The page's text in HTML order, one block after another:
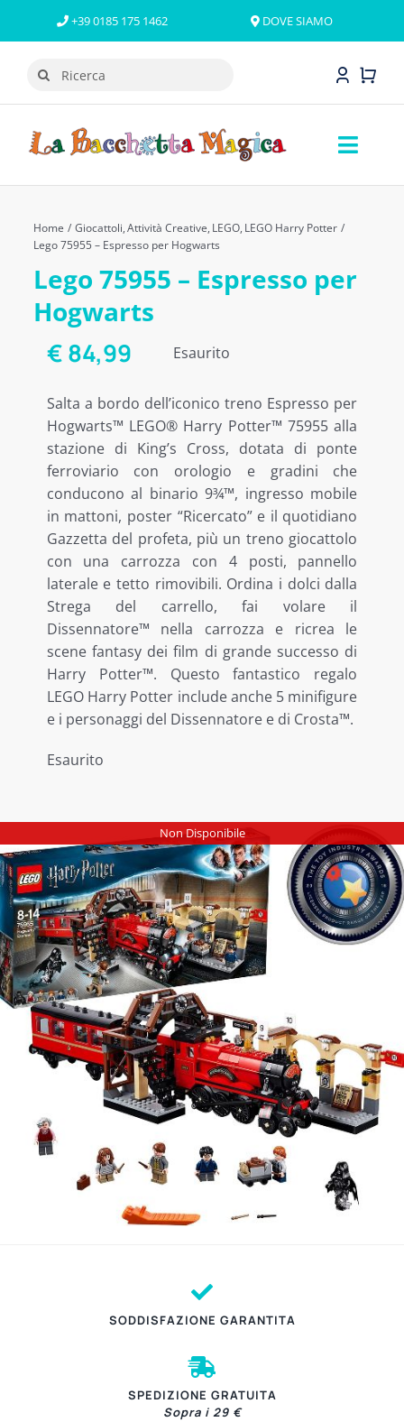
+39 0185 175 1462 DOVE SIAMO
Cerca
Toggle
GIOCATTOLI
LINEE E PERSONAGGI
LEGO
OFFERTE
NOVITÀ
LE NOSTRE ESCLUSIVE
Non Disponibile
Home Giocattoli Attività Creative LEGO LEGO Harry Potter
Lego 75955 – Espresso per Hogwarts
Lego 75955 – Espresso per
Hogwarts
€84,99 Esaurito
Salta a bordo dell’iconico treno Espresso per
Hogwarts™ LEGO® Harry Potter™ 75955 alla
stazione di King’s Cross, dotata di ponte
ferroviario con orologio e gradini che
conducono al binario 9¾™, ingresso mobile
in mattoni, poster “Ricercato” e il quotidiano
Gazzetta del profeta, più un treno giocattolo
con una carrozza con 4 posti, pannello
laterale e tetto rimovibili. Ordina i dolci dalla
Strega del carrello, fai volare il
Dissennatore™ nella carrozza e ricrea le
scene fantasy dei film di grande successo di
Harry Potter™. Questo fantastico regalo
LEGO Harry Potter include anche 5 minifigure
e i personaggi del Dissennatore e di Crosta™.
Esaurito
SODDISFAZIONE GARANTITA
SPEDIZIONE GRATUITA
Sopra i 29 €